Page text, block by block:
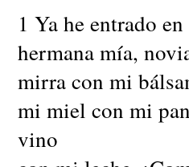
1 Ya he entrado
hermana mía,
mirra con mi
mi miel con mi
vino